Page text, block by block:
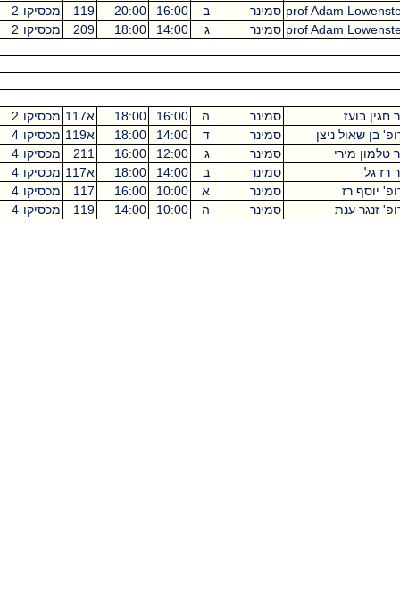
prof Adam סמינר 16:00
20:00
119 מכסיקו 2
prof Adam סמינר 14:00
18:00
209 מכסיקו 2
בועז סמינר 16:00
18:00 מכסיקו 2
בן שאול ניצן
סמינר 14:00
18:00 מכסיקו 4
מירי
סמינר 12:00
16:00
211 מכסיקו 4
גל
סמינר 14:00
18:00 מכסיקו 4
יוסף רז
סמינר 10:00
16:00
117 מכסיקו 4
זנגר ענת
סמינר 10:00
14:00
119 מכסיקו 4